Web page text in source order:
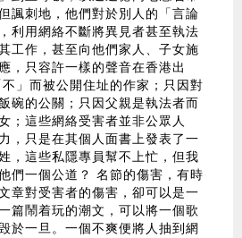
諷刺地，他們對於別人的「言論
利用網絡不斷將異見者甚至執法
工作，甚至向他們家人、子女施
，只容許一樣的聲音在香港出
」而被公開住址的作家；只因對
碗的公關；只因父親是執法者而
；這些網絡受害者並非公眾人
，只是在其個人面書上發表了一
，這些私隱專員幫不上忙，但我
們一個公道？ 名節的傷害，有時
章對受害者的傷害，卻可以是一
篇鬧着玩的潮文，可以將一個歌
於一旦。一個不爽便將人抽到網